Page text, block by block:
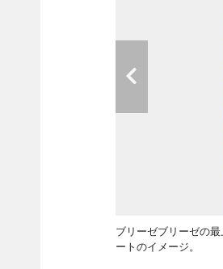
ブリーゼブリーゼの
ートのイメージ。